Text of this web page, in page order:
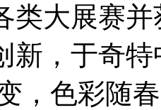
类大展赛
新，于奇
，色彩随